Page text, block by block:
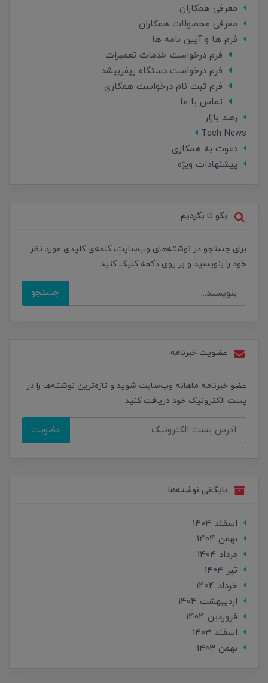
معرفی همکاران
معرفی محصولات همکاران
فرم ها و آیین نامه ها
فرم درخواست خدمات تعمیرات
فرم درخواست دستگاه ریفربیشد
فرم ثبت نام درخواست همکاری
تماس با ما
رصد بازار
Tech News
دعوت به همکاری
پیشنهادات ویژه
بگو تا بگردیم
برای جستجو در نوشته‌های وب‌سایت، کلمه‌ی کلیدی مورد نظر
خود را بنویسید و بر روی دکمه کلیک کنید.
جستجو
عضویت خبرنامه
عضو خبرنامه ماهانه وب‌سایت شوید و تازه‌ترین نوشته‌ها را در
پست الکترونیک خود دریافت کنید.
عضویت
بایگانی نوشته‌ها
اسفند 1404
بهمن 1404
مرداد 1404
تير 1404
خرداد 1404
ارديبهشت 1404
فروردین 1404
اسفند 1403
بهمن 1403